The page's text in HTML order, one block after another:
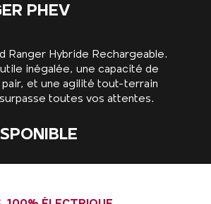
PHEV
Ranger Hybride Rechargeable.
inégalée, une capacité de
et une agilité tout-terrain
toutes vos attentes.